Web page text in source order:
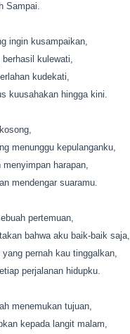
Sampai.
ingin kusampaikan,
berhasil kulewati,
kudekati,
kuusahakan hingga kini.
menunggu kepulanganku,
harapan,
mendengar suaramu.
pertemuan,
bahwa aku baik-baik saja,
pernah kau tinggalkan,
perjalanan hidupku.
menemukan tujuan,
kepada langit malam,